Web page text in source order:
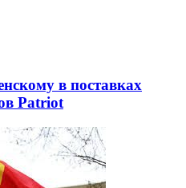
в поставках
Patriot